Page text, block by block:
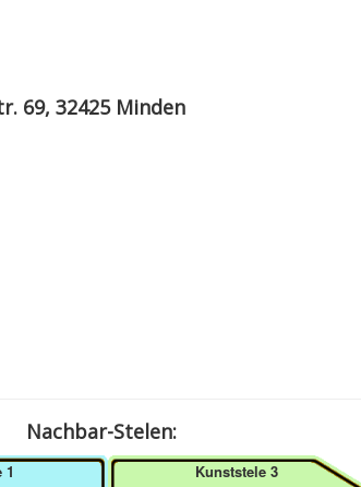
69, 32425 Minden
Nachbar-Stelen:
1
Kunststele 3